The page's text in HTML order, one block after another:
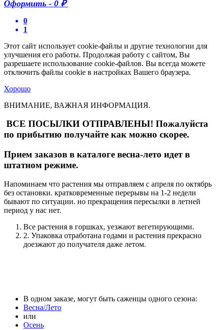
Оформить - 0 ₽
0
1
Этот сайт использует cookie-файлы и другие технологии для
улучшения его работы. Продолжая работу с сайтом, Вы
разрешаете использование cookie-файлов. Вы всегда можете
отключить файлы cookie в настройках Вашего браузера.
Хорошо
ВНИМАНИЕ, ВАЖНАЯ ИНФОРМАЦИЯ.
ВСЕ ПОСЫЛКИ ОТПРАВЛЕНЫ! Пожалуйста
по прибытию получайте как можно скорее.
Прием заказов в каталоге весна-лето идет в
штатном режиме.
Напоминаем что растения мы отправляем с апреля по октябрь
без остановки. кратковременные перерывы на 1-2 недели
бывают по ситуации. но прекращения пересылки в летней
период у нас нет.
Все растения в горшках, уезжают вегетирующими.
2. Упаковка отработана годами и растения прекрасно
доезжают до получателя даже летом.
В одном заказе, могут быть саженцы одного сезона:
Весна/Лето
или
Осень